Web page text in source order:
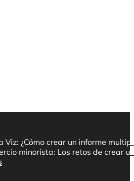
Viz: ¿Cómo crear un informe
minorista: Los retos de crear